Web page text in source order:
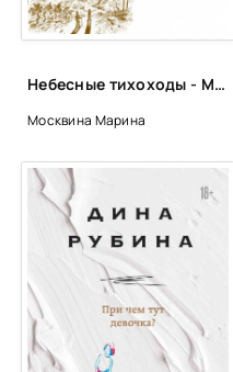
Небесные тихоходы - Марина Москвина
Москвина Марина